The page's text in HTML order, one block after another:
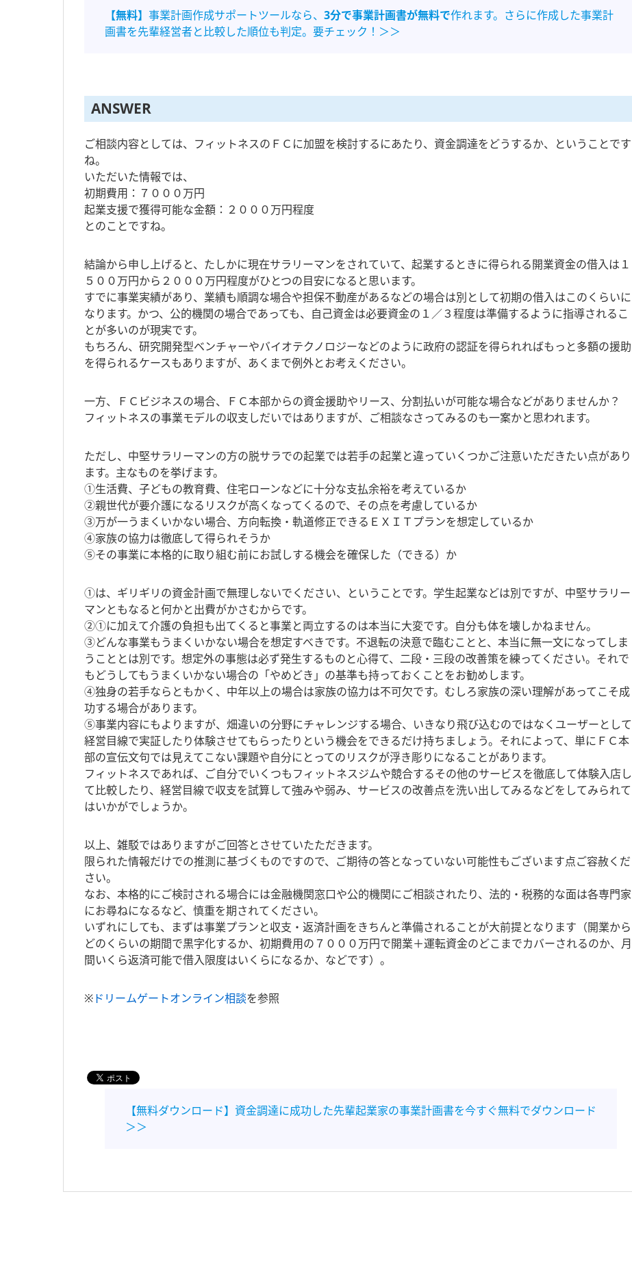
【無料】 事業計画作成サポートツールなら、 3分で事業計画書が無料で作れます。さらに作成した事業計
画書を先輩経営者と比較した順位も判定。要チェック！＞＞
ANSWER
ご相談内容としては、フィットネスのＦＣに加盟を検討するにあたり、資金調達をどうするか、ということです
ね。
いただいた情報では、
初期費用：７０００万円
起業支援で獲得可能な金額：２０００万円程度
とのことですね。
結論から申し上げると、たしかに現在サラリーマンをされていて、起業するときに得られる開業資金の借入は１
５００万円から２０００万円程度がひとつの目安になると思います。
すでに事業実績があり、業績も順調な場合や担保不動産があるなどの場合は別として初期の借入はこのくらいに
なります。かつ、公的機関の場合であっても、自己資金は必要資金の１／３程度は準備するように指導されるこ
とが多いのが現実です。
もちろん、研究開発型ベンチャーやバイオテクノロジーなどのように政府の認証を得られればもっと多額の援助
を得られるケースもありますが、あくまで例外とお考えください。
一方、ＦＣビジネスの場合、ＦＣ本部からの資金援助やリース、分割払いが可能な場合などがありませんか？
フィットネスの事業モデルの収支しだいではありますが、ご相談なさってみるのも一案かと思われます。
ただし、中堅サラリーマンの方の脱サラでの起業では若手の起業と違っていくつかご注意いただきたい点があり
ます。主なものを挙げます。
①生活費、子どもの教育費、住宅ローンなどに十分な支払余裕を考えているか
②親世代が要介護になるリスクが高くなってくるので、その点を考慮しているか
③万が一うまくいかない場合、方向転換・軌道修正できるＥＸＩＴプランを想定しているか
④家族の協力は徹底して得られそうか
⑤その事業に本格的に取り組む前にお試しする機会を確保した（できる）か
①は、ギリギリの資金計画で無理しないでください、ということです。学生起業などは別ですが、中堅サラリー
マンともなると何かと出費がかさむからです。
②①に加えて介護の負担も出てくると事業と両立するのは本当に大変です。自分も体を壊しかねません。
③どんな事業もうまくいかない場合を想定すべきです。不退転の決意で臨むことと、本当に無一文になってしま
うこととは別です。想定外の事態は必ず発生するものと心得て、二段・三段の改善策を練ってください。それで
もどうしてもうまくいかない場合の「やめどき」の基準も持っておくことをお勧めします。
④独身の若手ならともかく、中年以上の場合は家族の協力は不可欠です。むしろ家族の深い理解があってこそ成
功する場合があります。
⑤事業内容にもよりますが、畑違いの分野にチャレンジする場合、いきなり飛び込むのではなくユーザーとして
経営目線で実証したり体験させてもらったりという機会をできるだけ持ちましょう。それによって、単にＦＣ本
部の宣伝文句では見えてこない課題や自分にとってのリスクが浮き彫りになることがあります。
フィットネスであれば、ご自分でいくつもフィットネスジムや競合するその他のサービスを徹底して体験入店し
て比較したり、経営目線で収支を試算して強みや弱み、サービスの改善点を洗い出してみるなどをしてみられて
はいかがでしょうか。
以上、雑駁ではありますがご回答とさせていたただきます。
限られた情報だけでの推測に基づくものですので、ご期待の答となっていない可能性もございます点ご容赦くだ
さい。
なお、本格的にご検討される場合には金融機関窓口や公的機関にご相談されたり、法的・税務的な面は各専門家
にお尋ねになるなど、慎重を期されてください。
いずれにしても、まずは事業プランと収支・返済計画をきちんと準備されることが大前提となります（開業から
どのくらいの期間で黒字化するか、初期費用の７０００万円で開業＋運転資金のどこまでカバーされるのか、月
間いくら返済可能で借入限度はいくらになるか、などです）。
※ドリームゲートオンライン相談を参照
【無料ダウンロード】資金調達に成功した先輩起業家の事業計画書を今すぐ無料でダウンロード
＞＞